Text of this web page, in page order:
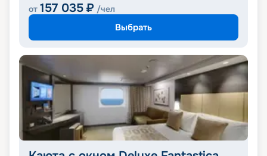
от 157 035 ₽ /чел
Выбрать